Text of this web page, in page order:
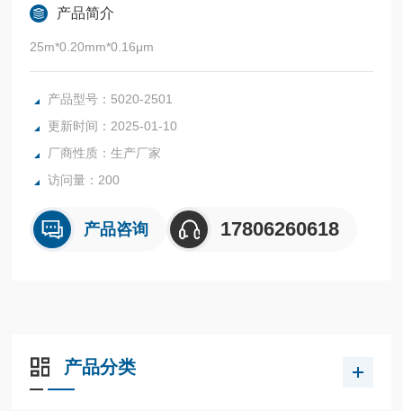
产品简介
25m*0.20mm*0.16μm
产品型号：5020-2501
更新时间：2025-01-10
厂商性质：生产厂家
访问量：200
产品咨询 17806260618
产品分类